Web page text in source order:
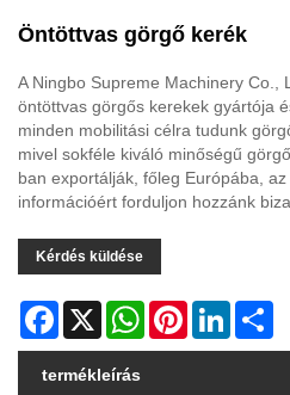
Öntöttvas görgő kerék
A Ningbo Supreme Machinery Co.,
öntöttvas görgős kerekek gyártója
minden mobilitási célra tudunk
mivel sokféle kiváló minőségű
ban exportálják, főleg Európába,
információért forduljon hozzánk
Kérdés küldése
Facebook
X WhatsAppPinterestLinkedIn
termékleírás